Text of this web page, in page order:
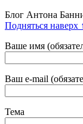
Блог Антона
Подняться наверх
Ваше имя
Ваш e-mail
Тема